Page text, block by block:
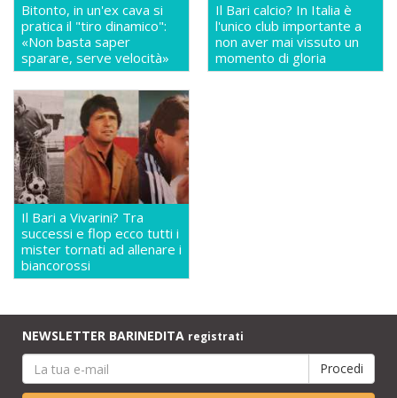
Bitonto, in un'ex cava si
pratica il "tiro dinamico":
«Non basta saper
sparare, serve velocità»
Il Bari calcio? In Italia è
l'unico club importante a
non aver mai vissuto un
momento di gloria
Il Bari a Vivarini? Tra
successi e flop ecco tutti i
mister tornati ad allenare i
biancorossi
NEWSLETTER BARINEDITA registrati